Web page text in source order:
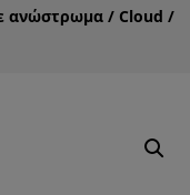
ανώστρωμα / Cloud /